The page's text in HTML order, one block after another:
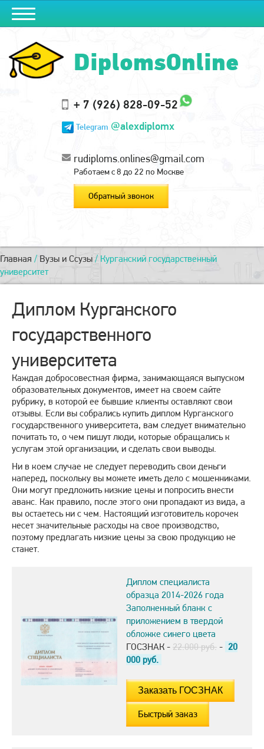
DiplomsOnline
+ 7 (926) 828-09-52
Telegram @alexdiplomx
rudiploms.onlines@gmail.com
Работаем с 8 до 22 по Москве
Обратный звонок
Главная / Вузы и Ссузы / Курганский государственный
университет
Диплом Курганского
государственного
университета
Каждая добросовестная фирма, занимающаяся выпуском
образовательных документов, имеет на своем сайте
рубрику, в которой ее бывшие клиенты оставляют свои
отзывы. Если вы собрались купить диплом Курганского
государственного университета, вам следует внимательно
почитать то, о чем пишут люди, которые обращались к
услугам этой организации, и сделать свои выводы.
Ни в коем случае не следует переводить свои деньги
наперед, поскольку вы можете иметь дело с мошенниками.
Они могут предложить низкие цены и попросить внести
аванс. Как правило, после этого они пропадают из вида, а
вы остаетесь ни с чем. Настоящий изготовитель корочек
несет значительные расходы на свое производство,
поэтому предлагать низкие цены за свою продукцию не
станет.
Диплом специалиста
образца 2014-2026 года
Заполненный бланк с
приложением в твердой
обложке синего цвета
ГОСЗНАК - 22.000 руб. - 20
000 руб.
Быстрый заказ